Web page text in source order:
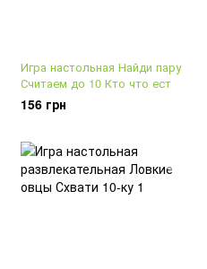
Игра настольная Найди пару
Считаем до 10 Кто что ест
156 грн